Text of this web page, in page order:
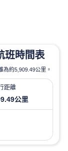
班時間表
為約5,909.49公里。
距離
公里